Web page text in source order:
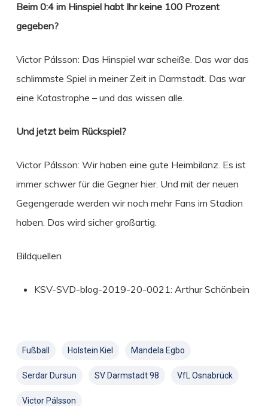
Beim 0:4 im Hinspiel habt Ihr keine 100 Prozent
gegeben?
Victor Pálsson: Das Hinspiel war scheiße. Das war das
schlimmste Spiel in meiner Zeit in Darmstadt. Das war
eine Katastrophe – und das wissen alle.
Und jetzt beim Rückspiel?
Victor Pálsson: Wir haben eine gute Heimbilanz. Es ist
immer schwer für die Gegner hier. Und mit der neuen
Gegengerade werden wir noch mehr Fans im Stadion
haben. Das wird sicher großartig.
Bildquellen
KSV-SVD-blog-2019-20-0021: Arthur Schönbein
Fußball Holstein Kiel Mandela Egbo
Serdar Dursun SV Darmstadt 98 VfL Osnabrück
Victor Pálsson